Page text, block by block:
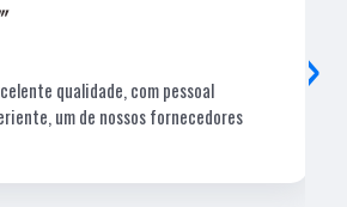
qualidade, com pessoal
um de nossos fornecedores
›